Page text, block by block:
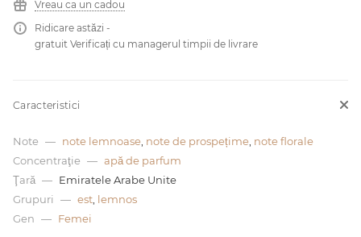
de lei
Vreau ca un cadou
Ridicare astăzi -
gratuit Verificați cu managerul timpii de livrare
Caracteristici
Note — note lemnoase note de prospețime note florale
Concentraţie — apă de parfum
Ţară — Emiratele Arabe Unite
Grupuri
— est lemnos
Gen — Femei